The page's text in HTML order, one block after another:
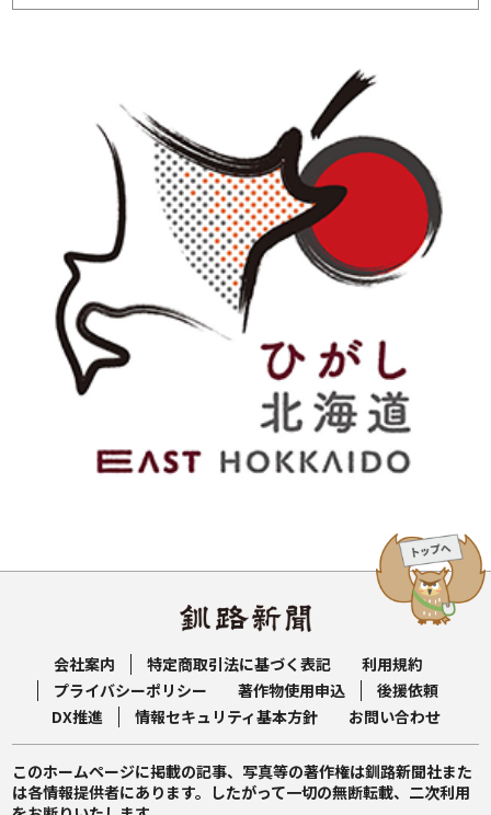
会社案内 特定商取引法に基づく表記
利用規約
プライバシーポリシー
著作物使用申込
後援依頼
DX推進
情報セキュリティ基本方針 お問い合わせ
このホームページに掲載の記事、写真等の著作権は釧路新聞社また
は各情報提供者にあります。したがって一切の無断転載、二次利用